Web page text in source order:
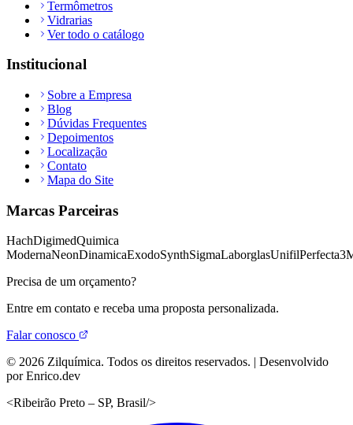
Termômetros
Vidrarias
Ver todo o catálogo
Institucional
Sobre a Empresa
Blog
Dúvidas Frequentes
Depoimentos
Localização
Contato
Mapa do Site
Marcas Parceiras
HachDigimedQuimica
ModernaNeonDinamicaExodoSynthSigmaLaborglasUnifilPerfecta
Precisa de um orçamento?
Entre em contato e receba uma proposta personalizada.
Falar conosco
© 2026 Zilquímica. Todos os direitos reservados. | Desenvolvido
por Enrico.dev
<Ribeirão Preto – SP, Brasil/>